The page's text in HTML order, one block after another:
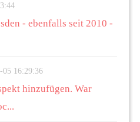
- ebenfalls seit 2010 -
05 16:29:36
hinzufügen. War